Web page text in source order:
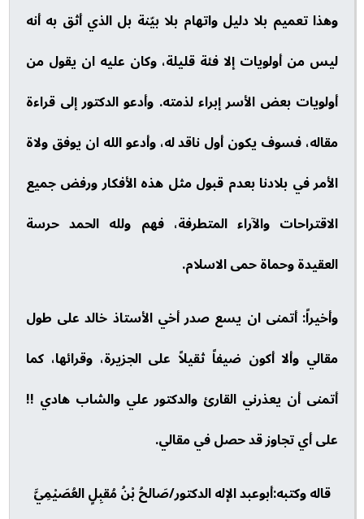
وهذا تعميم بلا دليل واتهام بلا بيّنة بل الذي أثق به أنه
ليس من أولويات إلا فئة قليلة، وكان عليه ان يقول من
أولويات بعض الأسر إبراء لذمته. وأدعو الدكتور إلى قراءة
مقاله، فسوف يكون أول ناقد له، وأدعو الله ان يوفق ولاة
الأمر في بلادنا بعدم قبول مثل هذه الأفكار ورفض جميع
الاقتراحات والآراء المتطرفة، فهم ولله الحمد حرسة
العقيدة وحماة حمى الاسلام.
وأخيراً: أتمنى ان يسع صدر أخي الأستاذ خالد على طول
مقالي وألا أكون ضيفاً ثقيلاً على الجزيرة، وقرائها، كما
أتمنى أن يعذرني القارئ والدكتور علي والشاب هادي !!
على أي تجاوز قد حصل في مقالي.
قاله وكتبه:أبوعبد الإله الدكتور/صَالحُ بْنُ مُقبِلٍ العُصَيْمِيَّ